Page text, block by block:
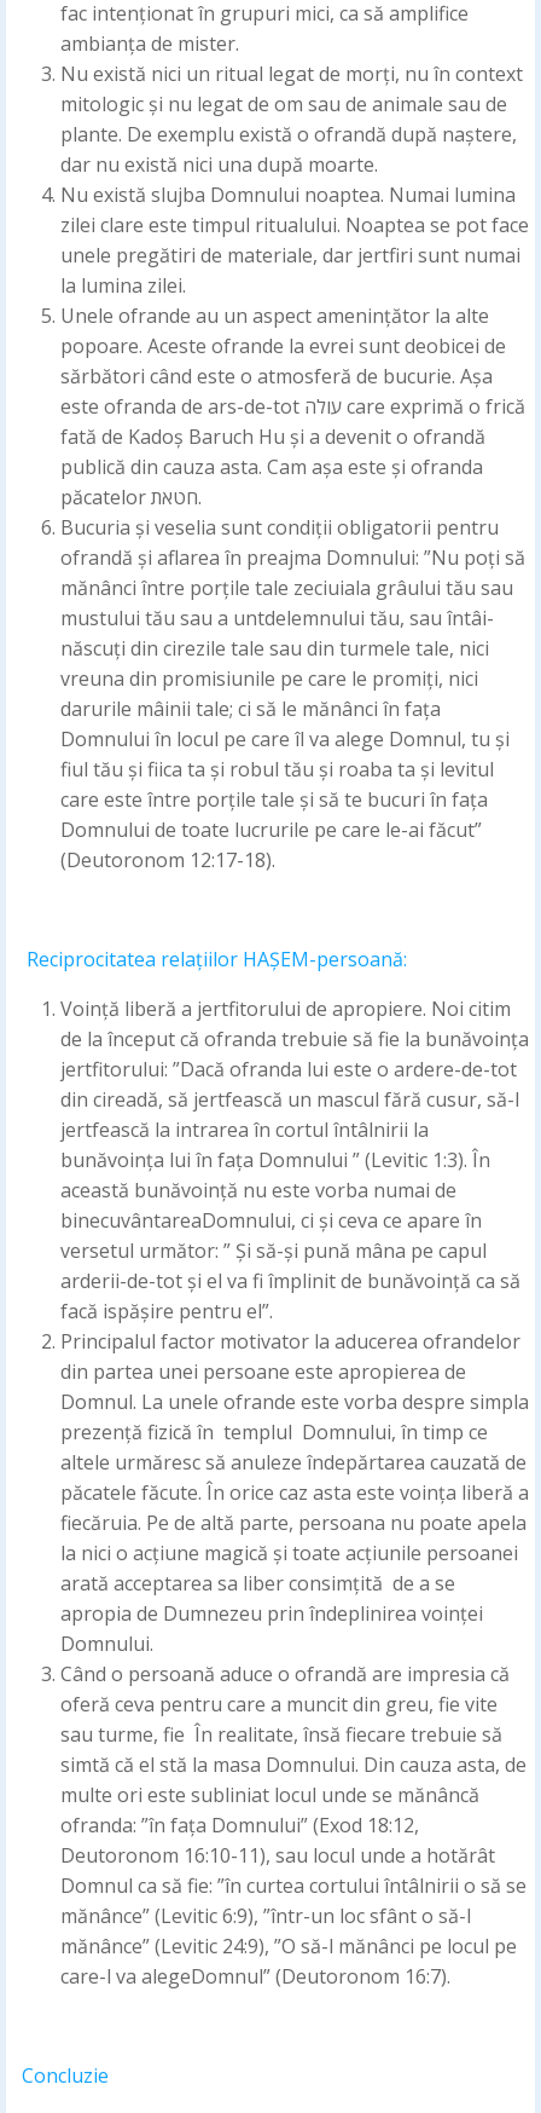
fac intenționat în grupuri mici, ca să amplifice
ambianța de mister.
Nu există nici un ritual legat de morți, nu în context
mitologic și nu legat de om sau de animale sau de
plante. De exemplu există o ofrandă după naștere,
dar nu există nici una după moarte.
Nu există slujba Domnului noaptea. Numai lumina
zilei clare este timpul ritualului. Noaptea se pot face
unele pregătiri de materiale, dar jertfiri sunt numai
la lumina zilei.
Unele ofrande au un aspect amenințător la alte
popoare. Aceste ofrande la evrei sunt deobicei de
sărbători când este o atmosferă de bucurie. Așa
este ofranda de ars-de-tot עולה care exprimă o frică
fată de Kadoș Baruch Hu și a devenit o ofrandă
publică din cauza asta. Cam așa este și ofranda
păcatelor חטאת.
Bucuria și veselia sunt condiții obligatorii pentru
ofrandă și aflarea în preajma Domnului: ”Nu poți să
mănânci între porțile tale zeciuiala grâului tău sau
mustului tău sau a untdelemnului tău, sau întâi-
născuți din cirezile tale sau din turmele tale, nici
vreuna din promisiunile pe care le promiți, nici
darurile mâinii tale; ci să le mănânci în fața
Domnului în locul pe care îl va alege Domnul, tu și
fiul tău și fiica ta și robul tău și roaba ta și levitul
care este între porțile tale și să te bucuri în fața
Domnului de toate lucrurile pe care le-ai făcut”
(Deutoronom 12:17-18).
Reciprocitatea relațiilor HAȘEM-persoană:
Voință liberă a jertfitorului de apropiere. Noi citim
de la început că ofranda trebuie să fie la bunăvoința
jertfitorului: ”Dacă ofranda lui este o ardere-de-tot
din cireadă, să jertfească un mascul fără cusur, să-l
jertfească la intrarea în cortul întâlnirii la
bunăvoința lui în fața Domnului ” (Levitic 1:3). În
această bunăvoință nu este vorba numai de
binecuvântareaDomnului, ci și ceva ce apare în
versetul următor: ” Și să-și pună mâna pe capul
arderii-de-tot și el va fi împlinit de bunăvoință ca să
facă ispășire pentru el”.
Principalul factor motivator la aducerea ofrandelor
din partea unei persoane este apropierea de
Domnul. La unele ofrande este vorba despre simpla
prezență fizică în templul Domnului, în timp ce
altele urmăresc să anuleze îndepărtarea cauzată de
păcatele făcute. În orice caz asta este voința liberă a
fiecăruia. Pe de altă parte, persoana nu poate apela
la nici o acțiune magică și toate acțiunile persoanei
arată acceptarea sa liber consimțită de a se
apropia de Dumnezeu prin îndeplinirea voinței
Domnului.
Când o persoană aduce o ofrandă are impresia că
oferă ceva pentru care a muncit din greu, fie vite
sau turme, fie În realitate, însă fiecare trebuie să
simtă că el stă la masa Domnului. Din cauza asta, de
multe ori este subliniat locul unde se mănâncă
ofranda: ”în fața Domnului” (Exod 18:12,
Deutoronom 16:10-11), sau locul unde a hotărât
Domnul ca să fie: ”în curtea cortului întâlnirii o să se
mănânce” (Levitic 6:9), ”într-un loc sfânt o să-l
mănânce” (Levitic 24:9), ”O să-l mănânci pe locul pe
care-l va alegeDomnul” (Deutoronom 16:7).
Concluzie